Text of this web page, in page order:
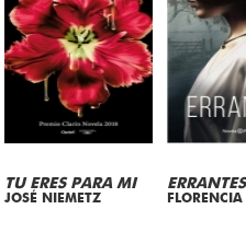
TU ERES PARA MI
JOSÉ NIEMETZ
ERRANTES